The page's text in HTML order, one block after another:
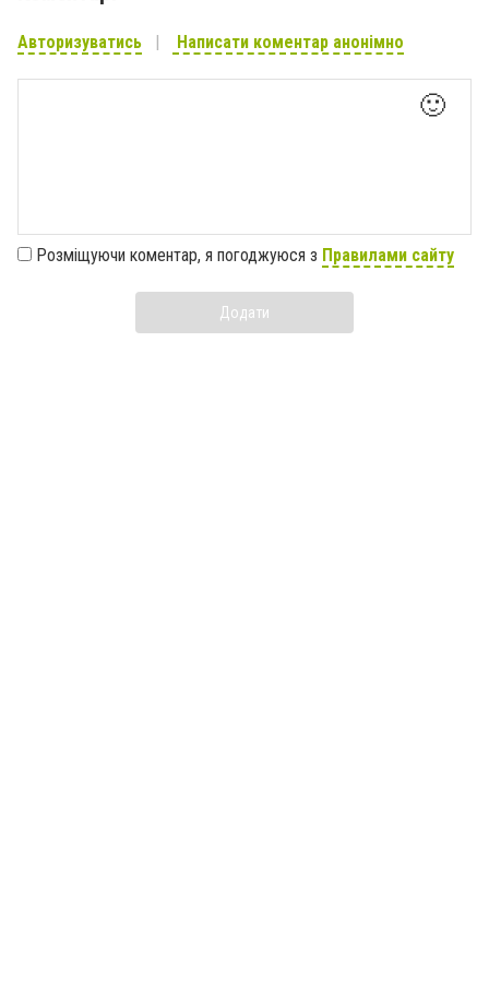
Авторизуватись Написати коментар анонімно
🙂
Розміщуючи коментар, я погоджуюся з Правилами сайту
Додати